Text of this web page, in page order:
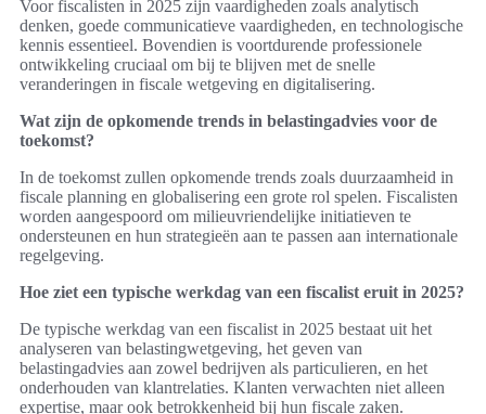
Voor fiscalisten in 2025 zijn vaardigheden zoals analytisch
denken, goede communicatieve vaardigheden, en technologische
kennis essentieel. Bovendien is voortdurende professionele
ontwikkeling cruciaal om bij te blijven met de snelle
veranderingen in fiscale wetgeving en digitalisering.
Wat zijn de opkomende trends in belastingadvies voor de
toekomst?
In de toekomst zullen opkomende trends zoals duurzaamheid in
fiscale planning en globalisering een grote rol spelen. Fiscalisten
worden aangespoord om milieuvriendelijke initiatieven te
ondersteunen en hun strategieën aan te passen aan internationale
regelgeving.
Hoe ziet een typische werkdag van een fiscalist eruit in 2025?
De typische werkdag van een fiscalist in 2025 bestaat uit het
analyseren van belastingwetgeving, het geven van
belastingadvies aan zowel bedrijven als particulieren, en het
onderhouden van klantrelaties. Klanten verwachten niet alleen
expertise, maar ook betrokkenheid bij hun fiscale zaken.